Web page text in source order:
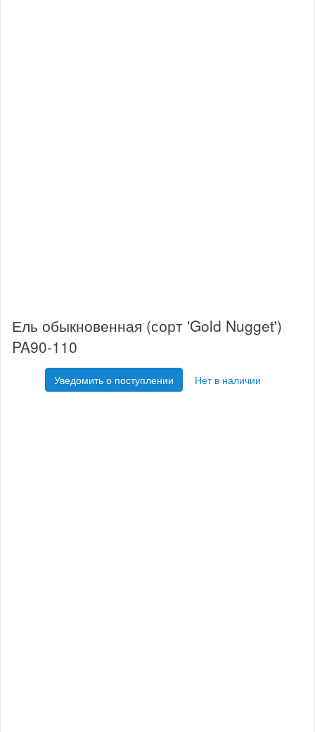
Ель обыкновенная (сорт 'Gold Nugget')
PA90-110
Уведомить о поступлении Нет в наличии